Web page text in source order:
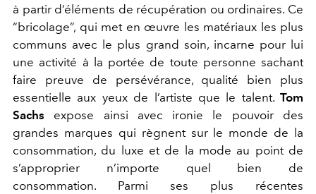
à partir d’éléments de récupération ou ordinaires. Ce
“bricolage”, qui met en œuvre les matériaux les plus
communs avec le plus grand soin, incarne pour lui
une activité à la portée de toute personne sachant
faire preuve de persévérance, qualité bien plus
essentielle aux yeux de l’artiste que le talent. Tom
Sachs expose ainsi avec ironie le pouvoir des
grandes marques qui règnent sur le monde de la
consommation, du luxe et de la mode au point de
s’approprier n’importe quel bien de
consommation. Parmi ses plus récentes